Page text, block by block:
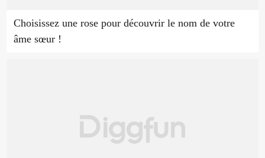
Choisissez une rose pour découvrir le nom de votre
âme sœur !